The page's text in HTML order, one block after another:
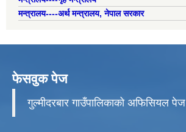
मन्त्रालय----अर्थ मन्त्रालय, नेपाल सरकार
फेसवुक पेज
गुल्मीदरबार गाउँपालिकाको अफिसियल पेज